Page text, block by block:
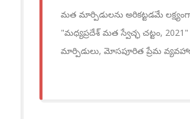
మత మార్పిడులను అరికట్టడమే
"మధ్యప్రదేశ్ మత స్వేచ్ఛ చట్టం,
మార్పిడులు, మోసపూరిత ప్రేమ